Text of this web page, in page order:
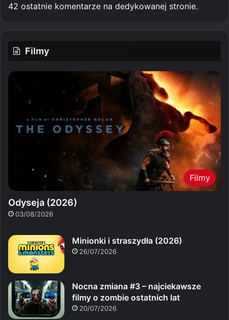
42 ostatnie komentarze na dedykowanej stronie.
Filmy
Filmy
Odyseja (2026)
03/08/2026
Minionki i straszydła (2026)
26/07/2026
Nocna zmiana #3 – najciekawsze
filmy o zombie ostatnich lat
20/07/2026